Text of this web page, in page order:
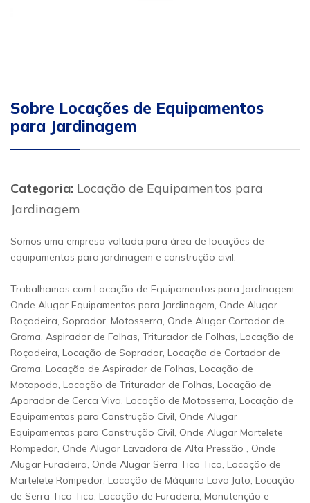
Sobre Locações de Equipamentos
para Jardinagem
Categoria: Locação de Equipamentos para
Jardinagem
Somos uma empresa voltada para área de locações de
equipamentos para jardinagem e construção civil.
Trabalhamos com Locação de Equipamentos para Jardinagem,
Onde Alugar Equipamentos para Jardinagem, Onde Alugar
Roçadeira, Soprador, Motosserra, Onde Alugar Cortador de
Grama, Aspirador de Folhas, Triturador de Folhas, Locação de
Roçadeira, Locação de Soprador, Locação de Cortador de
Grama, Locação de Aspirador de Folhas, Locação de
Motopoda, Locação de Triturador de Folhas, Locação de
Aparador de Cerca Viva, Locação de Motosserra, Locação de
Equipamentos para Construção Civil, Onde Alugar
Equipamentos para Construção Civil, Onde Alugar Martelete
Rompedor, Onde Alugar Lavadora de Alta Pressão , Onde
Alugar Furadeira, Onde Alugar Serra Tico Tico, Locação de
Martelete Rompedor, Locação de Máquina Lava Jato, Locação
de Serra Tico Tico, Locação de Furadeira, Manutenção e